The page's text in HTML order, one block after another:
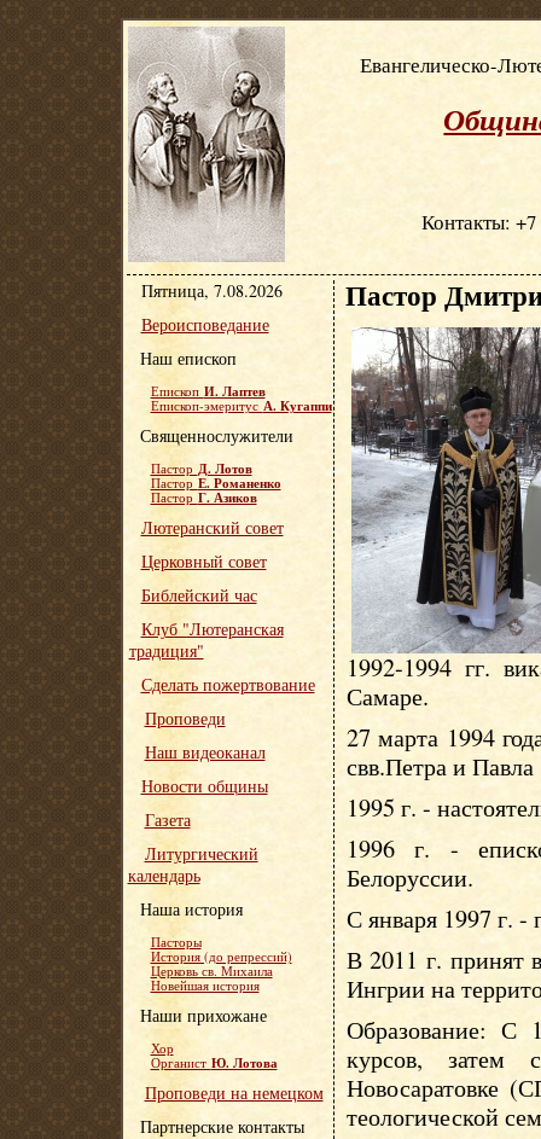
Евангелическо-
Контакты: +7
Пастор
1992-1994 гг.
Самаре.
27 марта 1994
свв.Петра и
1995 г. -
1996 г. -
Белоруссии.
С января 1997 г.
В 2011 г. принят
Ингрии на
Образование: С
курсов, затем
Новосаратовке
теологической
Пятница, 7.08.2026
Вероисповедание
Наш епископ
Епископ И. Лаптев
Епископ-эмеритус А. Кугаппи
Священнослужители
Пастор Д. Лотов
Пастор Е. Романенко
Пастор Г. Азиков
Лютеранский совет
Церковный совет
Библейский час
Клуб "Лютеранская
традиция"
Сделать пожертвование
Проповеди
Наш видеоканал
Новости общины
Газета
Литургический
календарь
Наша история
Пасторы
История (до репрессий)
Церковь св. Михаила
Новейшая история
Наши прихожане
Хор
Органист Ю. Лотова
Проповеди на немецком
Партнерские контакты